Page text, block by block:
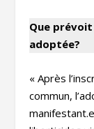
Que
adoptée?
« Après
commun,